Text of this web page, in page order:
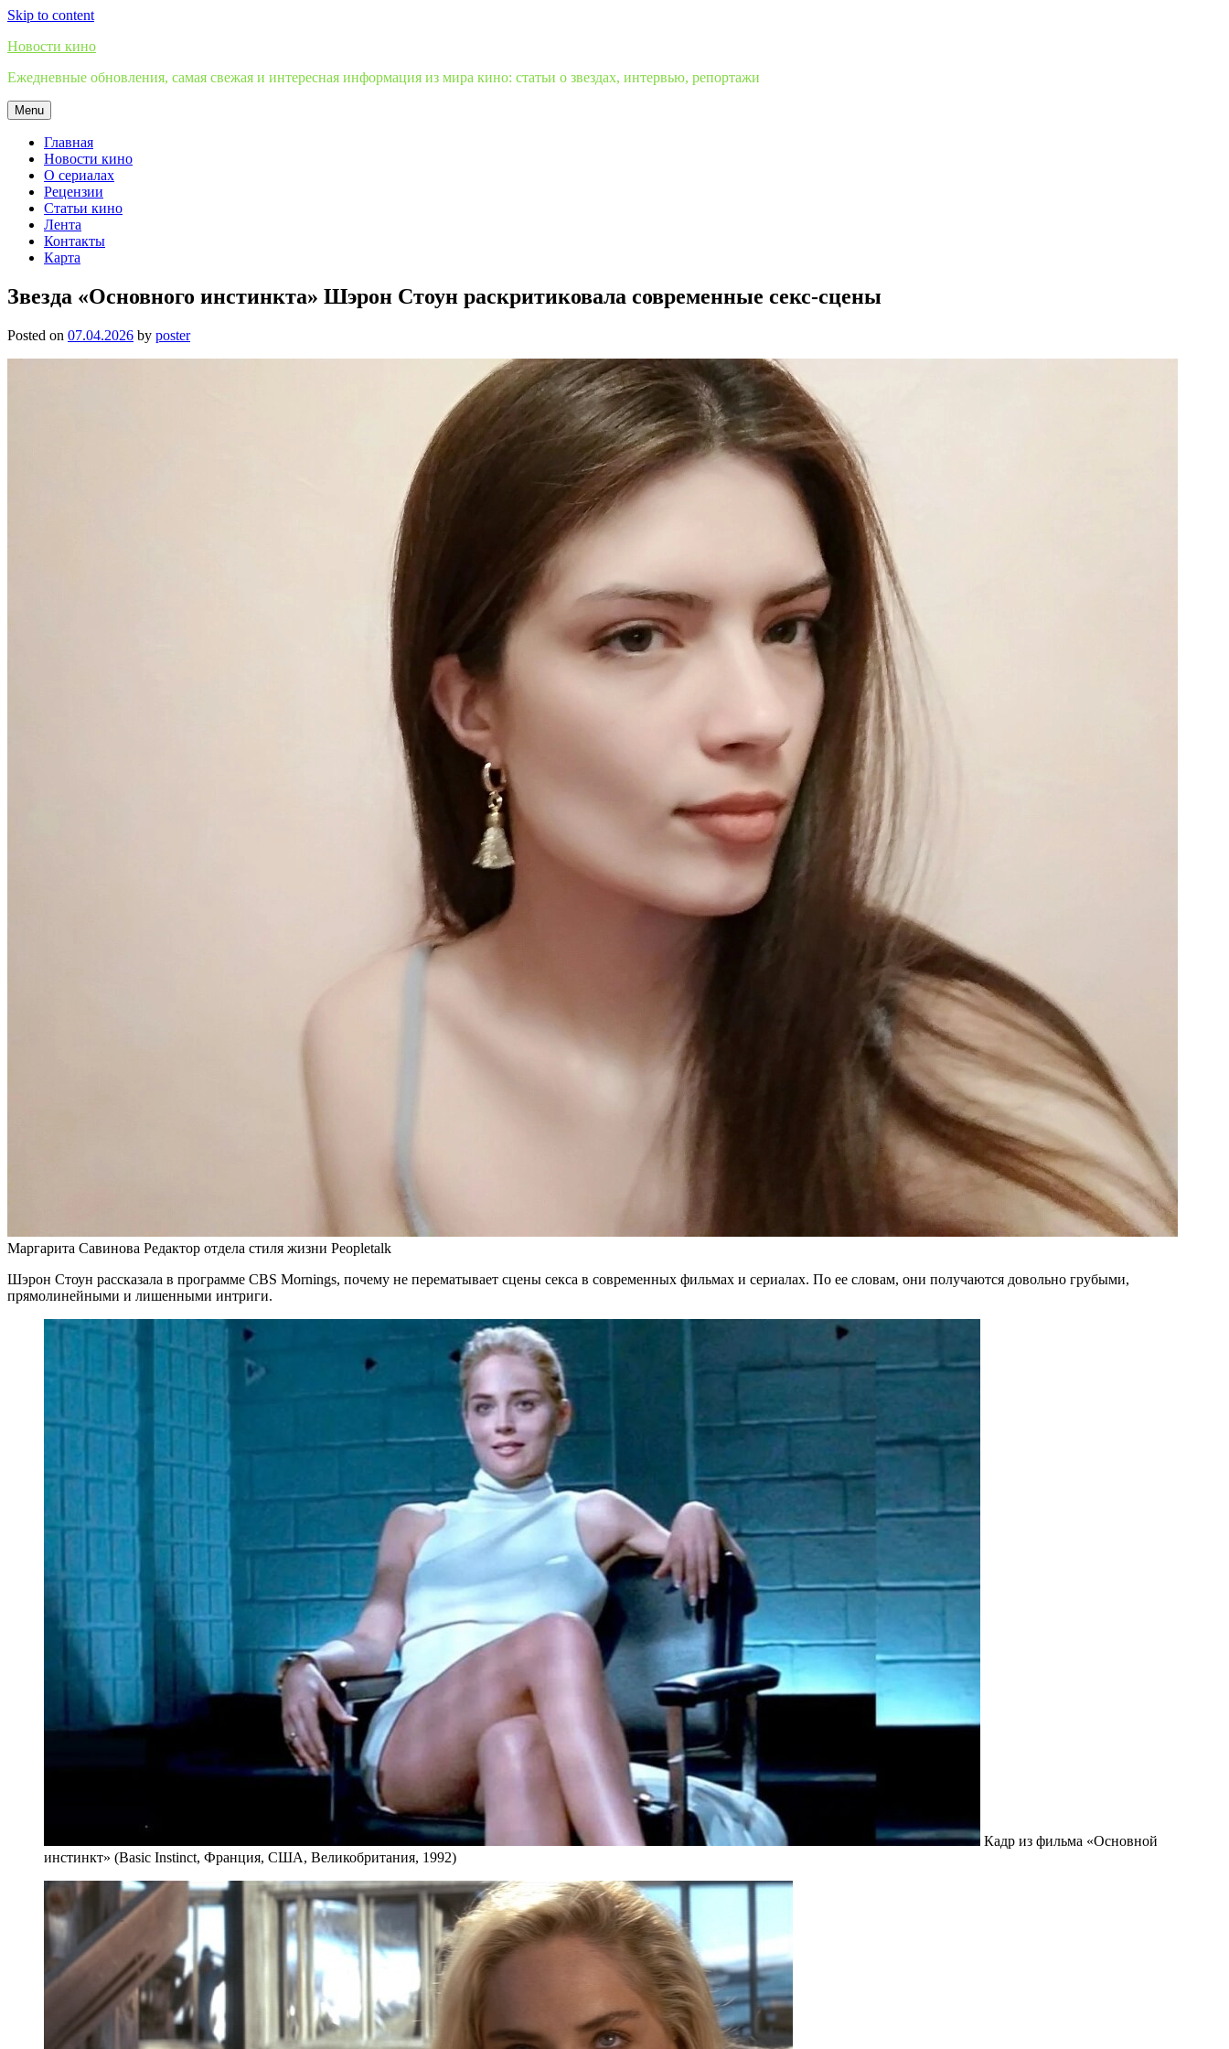
Skip to content
Новости кино
Ежедневные обновления, самая свежая и интересная информация из мира кино: статьи о звездах, интервью, репортажи
Menu
Главная
Новости кино
О сериалах
Рецензии
Статьи кино
Лента
Контакты
Карта
Звезда «Основного инстинкта» Шэрон Стоун раскритиковала современные секс-сцены
Posted on 07.04.2026 by poster
Маргарита Савинова Редактор отдела стиля жизни Peopletalk
Шэрон Стоун рассказала в программе CBS Mornings, почему не перематывает сцены секса в современных фильмах и сериалах. По ее словам, они получаются довольно грубыми,
прямолинейными и лишенными интриги.
Кадр из фильма «Основной
инстинкт» (Basic Instinct, Франция, США, Великобритания, 1992)